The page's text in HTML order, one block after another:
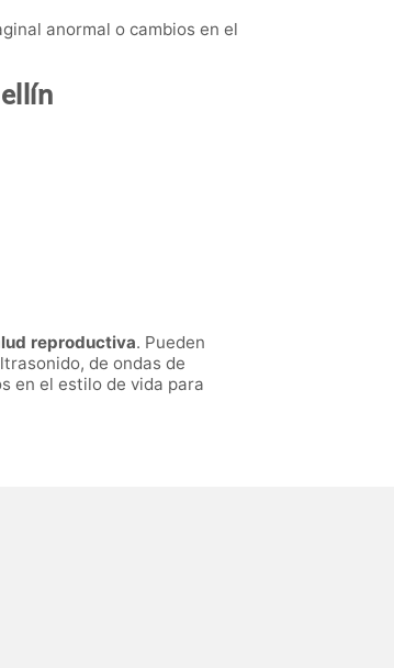
anormal o cambios en el
reproductiva. Pueden
de ondas de
en el estilo de vida para